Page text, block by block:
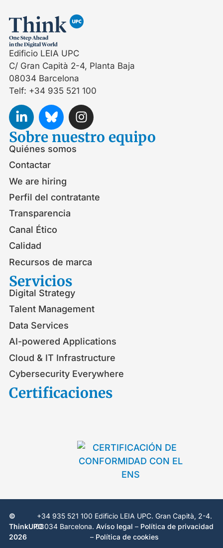
Edificio LEIA UPC
C/ Gran Capità 2-4, Planta Baja
08034 Barcelona
Telf: +34 935 521 100
Sobre nuestro equipo
Quiénes somos
Contactar
We are hiring
Perfil del contratante
Transparencia
Canal Ético
Calidad
Recursos de marca
Servicios
Digital Strategy
Talent Management
Data Services
AI-powered Applications
Cloud & IT Infrastructure
Cybersecurity Everywhere
Certificaciones
©
ThinkUPC
2026
+34 935 521 100 Edificio LEIA UPC. Gran Capità, 2-4.
08034 Barcelona.Avíso legal – Política de privacidad
– Política de cookies